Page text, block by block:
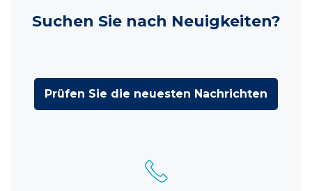
Suchen Sie nach Neuigkeiten?
Prüfen Sie die neuesten Nachrichten